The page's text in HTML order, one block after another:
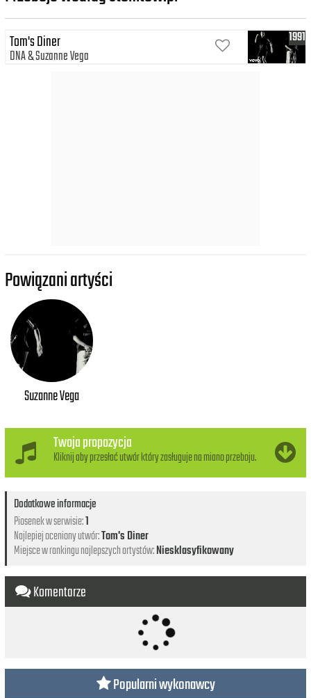
1991
Tom's Diner
DNA Suzanne Vega
Powiązani artyści
Suzanne Vega
Twoja propozycja
Kliknij aby przesłać utwór który zasługuje na miano przeboju.
Dodatkowe informacje
Piosenek w serwisie:1
Najlepiej oceniony utwór:Tom's Diner
Miejsce w rankingu najlepszych artystów:Niesklasyfikowany
Komentarze
Popularni wykonawcy